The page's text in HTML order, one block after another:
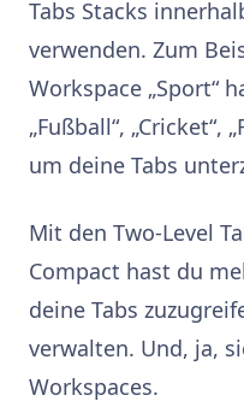
Tabs Stacks
verwenden. Zum
Workspace „Sport“
„Fußball“, „Cricket“,
um deine Tabs
Mit den Two-Level
Compact hast du
deine Tabs
verwalten. Und, ja,
Workspaces.